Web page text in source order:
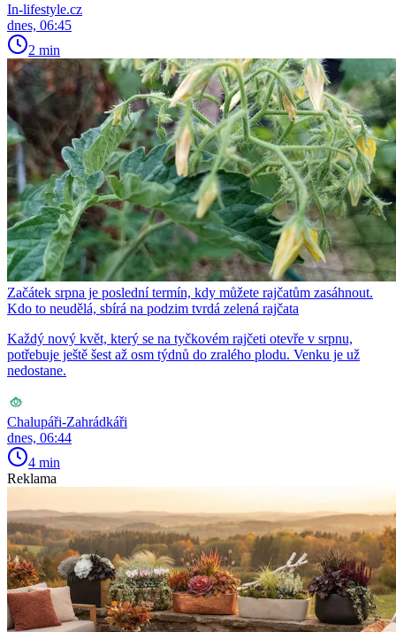
In-lifestyle.cz
dnes, 06:45
2 min
Začátek srpna je poslední termín, kdy můžete rajčatům zasáhnout.
Kdo to neudělá, sbírá na podzim tvrdá zelená rajčata
Každý nový květ, který se na tyčkovém rajčeti otevře v srpnu,
potřebuje ještě šest až osm týdnů do zralého plodu. Venku je už
nedostane.
Chalupáři-Zahrádkáři
dnes, 06:44
4 min
Reklama